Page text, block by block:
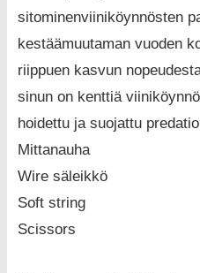
sitominenviiniköynnösten
kestäämuutaman vuoden
riippuen kasvun
sinun on kenttiä
hoidettu ja suojattu
Mittanauha
Wire säleikkö
Soft string
Scissors